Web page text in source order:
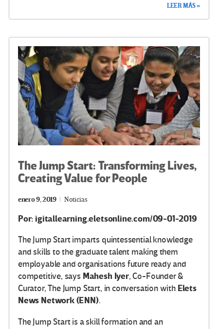
o
k
m n
ar
tir
LEER MÁS »
The Jump Start: Transforming Lives,
Creating Value for People
enero 9, 2019 Noticias
Por: igitallearning.eletsonline.com/09-01-2019
The Jump Start imparts quintessential knowledge
and skills to the graduate talent making them
employable and organisations future ready and
competitive, says Mahesh Iyer, Co-Founder &
Curator, The Jump Start, in conversation with Elets
News Network (ENN).
The Jump Start is a skill formation and an